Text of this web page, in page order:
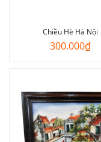
Chiều Hè Hà Nội
300.000₫